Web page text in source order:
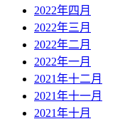
2022年四月
2022年三月
2022年二月
2022年一月
2021年十二月
2021年十一月
2021年十月